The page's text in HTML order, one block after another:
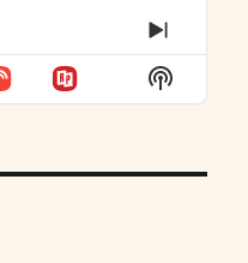
NEXT
Show
Podcast